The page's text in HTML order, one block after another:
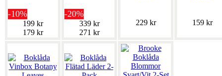
-10%
199 kr
179 kr
-20%
339 kr
271 kr
229 kr 159 kr